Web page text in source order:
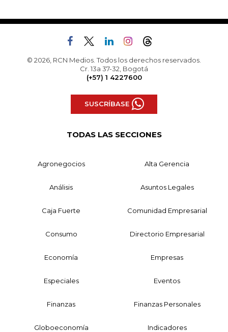
© 2026, RCN Medios. Todos los derechos reservados.
Cr. 13a 37-32, Bogotá
(+57) 1 4227600
SUSCRÍBASE
TODAS LAS SECCIONES
Agronegocios Alta Gerencia
Análisis Asuntos Legales
Caja Fuerte Comunidad Empresarial
Consumo Directorio Empresarial
Economía Empresas
Especiales Eventos
Finanzas Finanzas Personales
Globoeconomía Indicadores